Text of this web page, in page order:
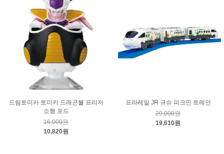
드림토미카 토미카 드래곤볼 프리저
소형 포드
16,000원
10,820원
프라레일 JR 규슈 피크민 트레인
29,000원
19,610원